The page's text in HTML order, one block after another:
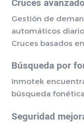
Cruces
Gestión de
automáticos
Cruces basados
Búsqueda por
Inmotek
búsqueda fonética
Seguridad